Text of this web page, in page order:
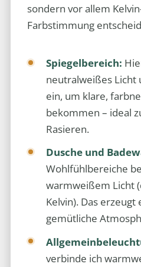
sondern vor allem
Farbstimmung
Spiegelbereich:
neutralweißes Licht
ein, um klare,
bekommen – ideal
Rasieren.
Dusche und
Wohlfühlbereiche
warmweißem Licht
Kelvin). Das
gemütliche
verbinde ich